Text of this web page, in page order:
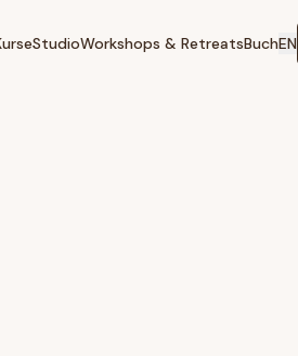
StudioWorkshops & RetreatsBuchEN